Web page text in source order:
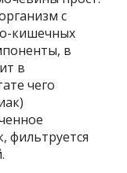
с
кишечных
в
в
чего
фильтруется